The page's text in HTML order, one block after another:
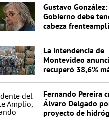
Gustavo González:
Gobierno debe
cabeza
La intendencia de
Montevideo
recuperó 38,6%
Fernando Pereira
Álvaro Delgado
proyecto de